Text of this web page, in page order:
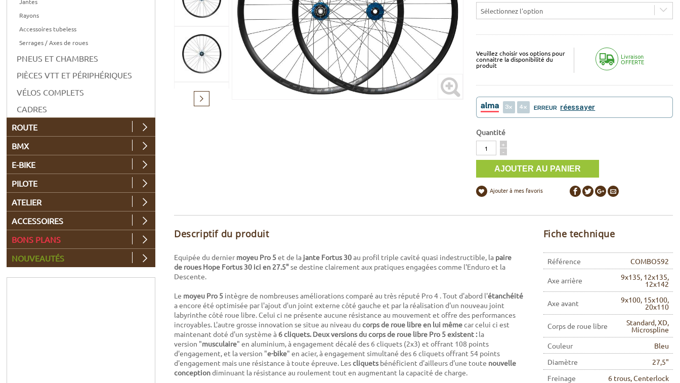
Suivant
Sélectionnez l'option
Veuillez choisir vos options pour
connaitre la disponibilité du
produit
Livraison
OFFERTE
3 4 ERREUR réessayer
Quantité
Quantité
+
-
Ajouter à mes favoris
Descriptif du produit
Equipée du dernier moyeu Pro 5et de la jante Fortus 30au profil triple cavité quasi indestructible, la paire
de roues Hope Fortus 30 ici en 27.5"se destine clairement aux pratiques engagées comme l'Enduro et la
Descente.
Le moyeu Pro 5 intègre de nombreuses améliorations comparé au très réputé Pro 4 . Tout d'abord l'étanchéité
a encore été optimisée par l'ajout d'un joint externe côté gauche et par la réalisation d'un nouveau joint
labyrinthe côté roue libre. Celui ci ne présente aucune résistance au mouvement et offre des performances
incroyables. L'autre grosse innovation se situe au niveau du corps de roue libre en lui mêmecar celui ci est
maintenant doté d'un système à 6 cliquets. Deux versions du corps de roue libre Pro 5 existent : la
version "musculaire" en aluminium, à engagement décalé des 6 cliquets (2x3) et offrant 108 points
d'engagement, et la version "e-bike" en acier, à engagement simultané des 6 cliquets offrant 54 points
d'engagement mais une résistance à toute épreuve. Lescliquetsbénéficient d'ailleurs d'une toute nouvelle
conceptiondiminuant la résistance au roulement tout en augmentant la capacité de charge.
Fiche technique
Référence COMBO592
Axe arrière 9x135, 12x135,
12x142
Axe avant 9x100, 15x100,
20x110
Corps de roue libre Standard, XD,
Microspline
Couleur
Bleu
Diamètre
27,5"
Freinage
6 trous, Centerlock
Rayons
Accessoires tubeless
Serrages / Axes de roues
PNEUS ET CHAMBRES
PIÈCES VTT ET PÉRIPHÉRIQUES
VÉLOS COMPLETS
CADRES
ROUTE
BMX
E-BIKE
PILOTE
ATELIER
ACCESSOIRES
BONS PLANS
NOUVEAUTÉS